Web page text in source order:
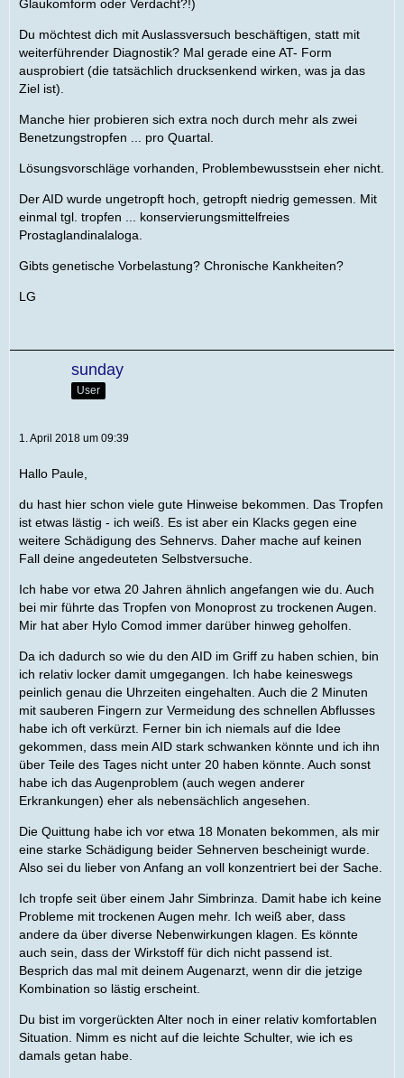
Glaukomform oder Verdacht?!)
Du möchtest dich mit Auslassversuch beschäftigen, statt mit
weiterführender Diagnostik? Mal gerade eine AT- Form
ausprobiert (die tatsächlich drucksenkend wirken, was ja das
Ziel ist).
Manche hier probieren sich extra noch durch mehr als zwei
Benetzungstropfen ... pro Quartal.
Lösungsvorschläge vorhanden, Problembewusstsein eher nicht.
Der AID wurde ungetropft hoch, getropft niedrig gemessen. Mit
einmal tgl. tropfen ... konservierungsmittelfreies
Prostaglandinalaloga.
Gibts genetische Vorbelastung? Chronische Kankheiten?
LG
sunday
User
1. April 2018 um 09:39
Hallo Paule,
du hast hier schon viele gute Hinweise bekommen. Das Tropfen
ist etwas lästig - ich weiß. Es ist aber ein Klacks gegen eine
weitere Schädigung des Sehnervs. Daher mache auf keinen
Fall deine angedeuteten Selbstversuche.
Ich habe vor etwa 20 Jahren ähnlich angefangen wie du. Auch
bei mir führte das Tropfen von Monoprost zu trockenen Augen.
Mir hat aber Hylo Comod immer darüber hinweg geholfen.
Da ich dadurch so wie du den AID im Griff zu haben schien, bin
ich relativ locker damit umgegangen. Ich habe keineswegs
peinlich genau die Uhrzeiten eingehalten. Auch die 2 Minuten
mit sauberen Fingern zur Vermeidung des schnellen Abflusses
habe ich oft verkürzt. Ferner bin ich niemals auf die Idee
gekommen, dass mein AID stark schwanken könnte und ich ihn
über Teile des Tages nicht unter 20 haben könnte. Auch sonst
habe ich das Augenproblem (auch wegen anderer
Erkrankungen) eher als nebensächlich angesehen.
Die Quittung habe ich vor etwa 18 Monaten bekommen, als mir
eine starke Schädigung beider Sehnerven bescheinigt wurde.
Also sei du lieber von Anfang an voll konzentriert bei der Sache.
Ich tropfe seit über einem Jahr Simbrinza. Damit habe ich keine
Probleme mit trockenen Augen mehr. Ich weiß aber, dass
andere da über diverse Nebenwirkungen klagen. Es könnte
auch sein, dass der Wirkstoff für dich nicht passend ist.
Besprich das mal mit deinem Augenarzt, wenn dir die jetzige
Kombination so lästig erscheint.
Du bist im vorgerückten Alter noch in einer relativ komfortablen
Situation. Nimm es nicht auf die leichte Schulter, wie ich es
damals getan habe.